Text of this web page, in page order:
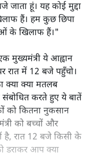
जाता हूं। यह कोई मुद्दा
हैं। हम कुछ छिपा
के खिलाफ हैं।"
मुख्यमंत्री ये आह्वान
रात में 12 बजे पहुँचो।
क्या क्या मतलब
संबोधित करते हुए ये बातें
को कितना नुकसान
को बच्चों और
है, रात 12 बजे किसी के
डराकर आप क्या